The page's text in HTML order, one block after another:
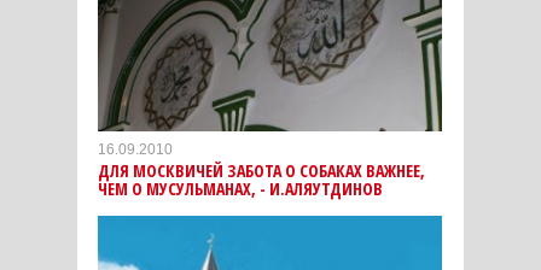
16.09.2010
ДЛЯ МОСКВИЧЕЙ ЗАБОТА О СОБАКАХ ВАЖНЕЕ,
ЧЕМ О МУСУЛЬМАНАХ, - И.АЛЯУТДИНОВ